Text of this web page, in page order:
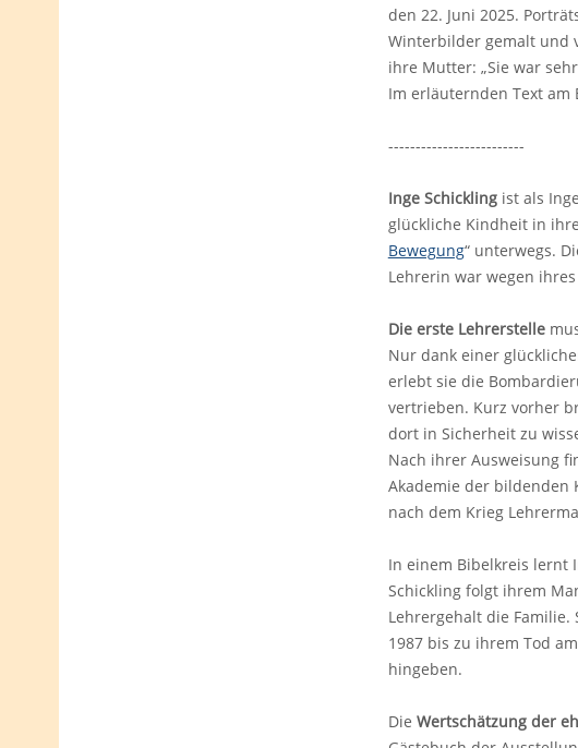
den 22. Juni 2025.
Winterbilder gemalt und
ihre Mutter: „Sie war
Im erläuternden Text am
-------------------------
Inge Schicklingist als
glückliche Kindheit in
Bewegung“ unterwegs.
Lehrerin war wegen
Die erste Lehrerstelle
Nur dank einer
erlebt sie die
vertrieben. Kurz vorher
dort in Sicherheit zu
Nach ihrer Ausweisung
Akademie der bildenden
nach dem Krieg
In einem Bibelkreis lernt
Schickling folgt ihrem
Lehrergehalt die
1987 bis zu ihrem Tod
hingeben.
Die Wertschätzung der